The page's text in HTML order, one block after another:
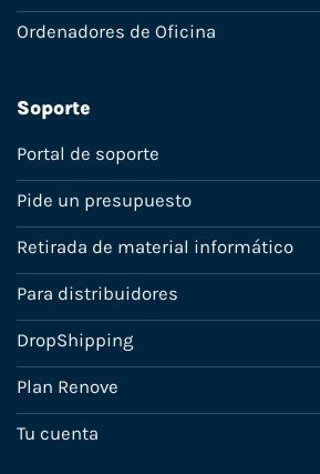
Ordenadores de Oficina
Soporte
Portal de soporte
Pide un presupuesto
Retirada de material informático
Para distribuidores
DropShipping
Plan Renove
Tu cuenta